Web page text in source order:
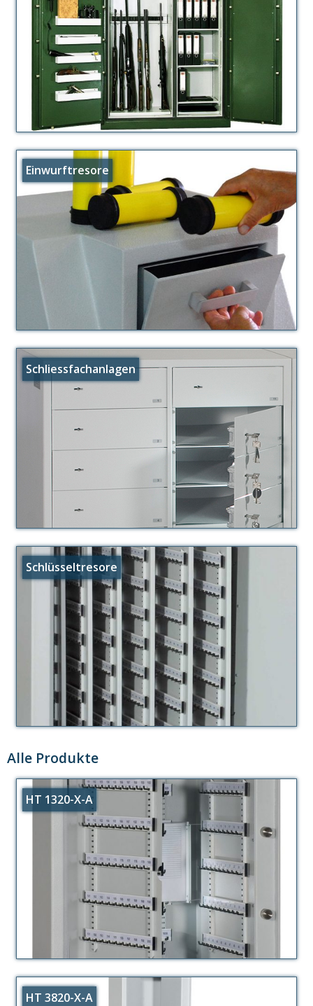
Einwurftresore
Schliessfachanlagen
Schlüsseltresore
Alle Produkte
HT 1320-X-A
HT 3820-X-A